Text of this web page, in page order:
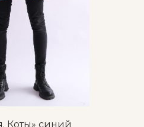
Коты» синий